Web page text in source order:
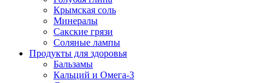
Крымская соль
Минералы
Сакские грязи
Соляные лампы
Продукты для здоровья
Бальзамы
Кальций и Омега-3